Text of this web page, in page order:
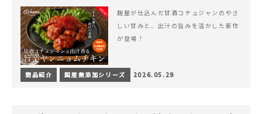
麹屋が仕込んだ甘酒コチュジャンのやさ
しい甘みと、出汁の旨みを活かした新作
が登場！
商品紹介 国産無添加シリーズ 2026.05.29